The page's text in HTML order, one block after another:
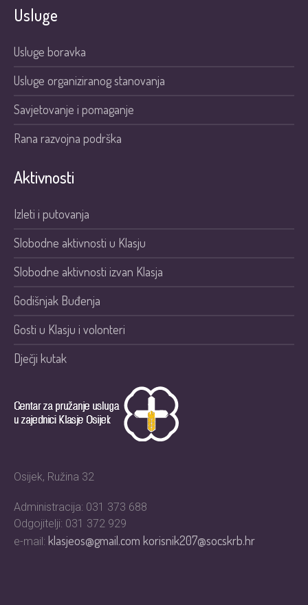
Usluge
Usluge boravka
Usluge organiziranog stanovanja
Savjetovanje i pomaganje
Rana razvojna podrška
Aktivnosti
Izleti i putovanja
Slobodne aktivnosti u Klasju
Slobodne aktivnosti izvan Klasja
Godišnjak Buđenja
Gosti u Klasju i volonteri
Dječji kutak
Osijek, Ružina 32
Administracija: 031 373 688
Odgojitelji: 031 372 929
e-mail: klasjeos@gmail.comkorisnik207@socskrb.hr